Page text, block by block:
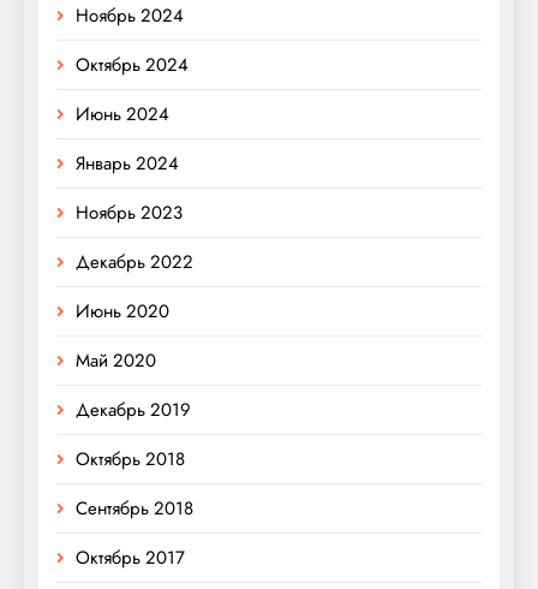
Ноябрь 2024
Октябрь 2024
Июнь 2024
Январь 2024
Ноябрь 2023
Декабрь 2022
Июнь 2020
Май 2020
Декабрь 2019
Октябрь 2018
Сентябрь 2018
Октябрь 2017